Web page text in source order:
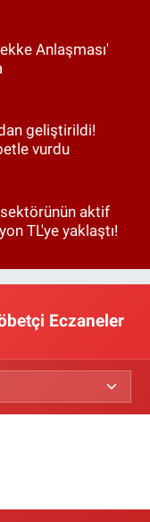
Anlaşması'
geliştirildi!
vurdu
aktif
TL'ye yaklaştı!
Eczaneler